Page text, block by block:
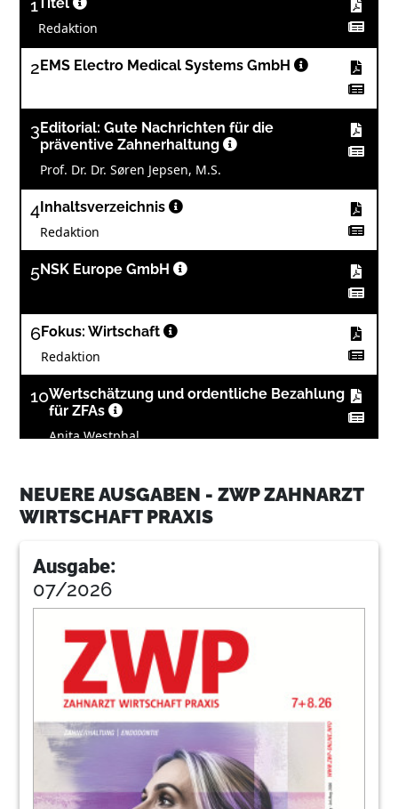
1Titel
Redaktion
2 EMS Electro Medical Systems GmbH
3 Editorial: Gute Nachrichten für die
präventive Zahnerhaltung
Prof. Dr. Dr. Søren Jepsen, M.S.
4 Inhaltsverzeichnis
Redaktion
5NSK Europe GmbH
6Fokus: Wirtschaft
Redaktion
10Wertschätzung und ordentliche Bezahlung
für ZFAs
Anita Westphal
14Kinderzahnarztpraxis mit Milchzahnsafari
Annina Blum
Jungpraxen bekommen mehr Fördermittel
Christoph Jäger
Weil Zahnärzte auch Unternehmer sind
NEUERE AUSGABEN - ZWP ZAHNARZT
WIRTSCHAFT PRAXIS
Ausgabe:
07/2026